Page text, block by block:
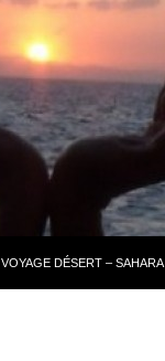
VOYAGE DÉSERT – SAHARA